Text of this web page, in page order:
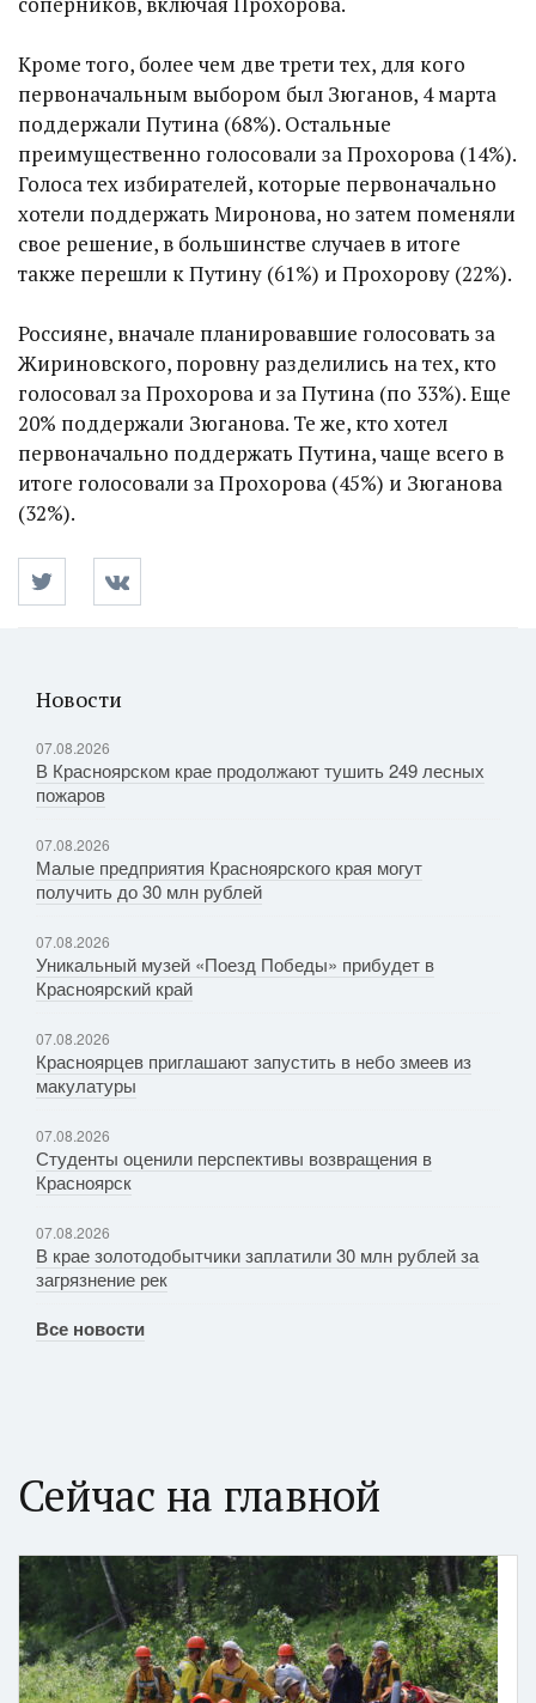
Кроме того, более чем две трети тех, для кого
первоначальным выбором был Зюганов, 4 марта
поддержали Путина (68%). Остальные
преимущественно голосовали за Прохорова (14%).
Голоса тех избирателей, которые первоначально
хотели поддержать Миронова, но затем поменяли
свое решение, в большинстве случаев в итоге
также перешли к Путину (61%) и Прохорову (22%).
Россияне, вначале планировавшие голосовать за
Жириновского, поровну разделились на тех, кто
голосовал за Прохорова и за Путина (по 33%). Еще
20% поддержали Зюганова. Те же, кто хотел
первоначально поддержать Путина, чаще всего в
итоге голосовали за Прохорова (45%) и Зюганова
(32%).
Новости
07.08.2026
В Красноярском крае продолжают тушить 249 лесных
пожаров
07.08.2026
Малые предприятия Красноярского края могут
получить до 30 млн рублей
07.08.2026
Уникальный музей «Поезд Победы» прибудет в
Красноярский край
07.08.2026
Красноярцев приглашают запустить в небо змеев из
макулатуры
07.08.2026
Студенты оценили перспективы возвращения в
Красноярск
07.08.2026
В крае золотодобытчики заплатили 30 млн рублей за
загрязнение рек
Все новости
Сейчас на главной